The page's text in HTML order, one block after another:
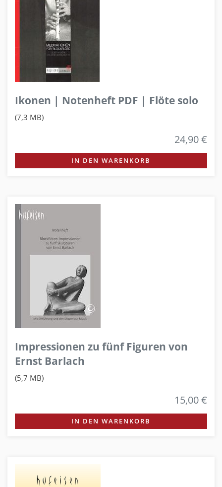
Ikonen | Notenheft PDF | Flöte solo
(7,3 MB)
24,90 €
IN DEN WARENKORB
Impressionen zu fünf Figuren von
Ernst Barlach
(5,7 MB)
15,00 €
IN DEN WARENKORB